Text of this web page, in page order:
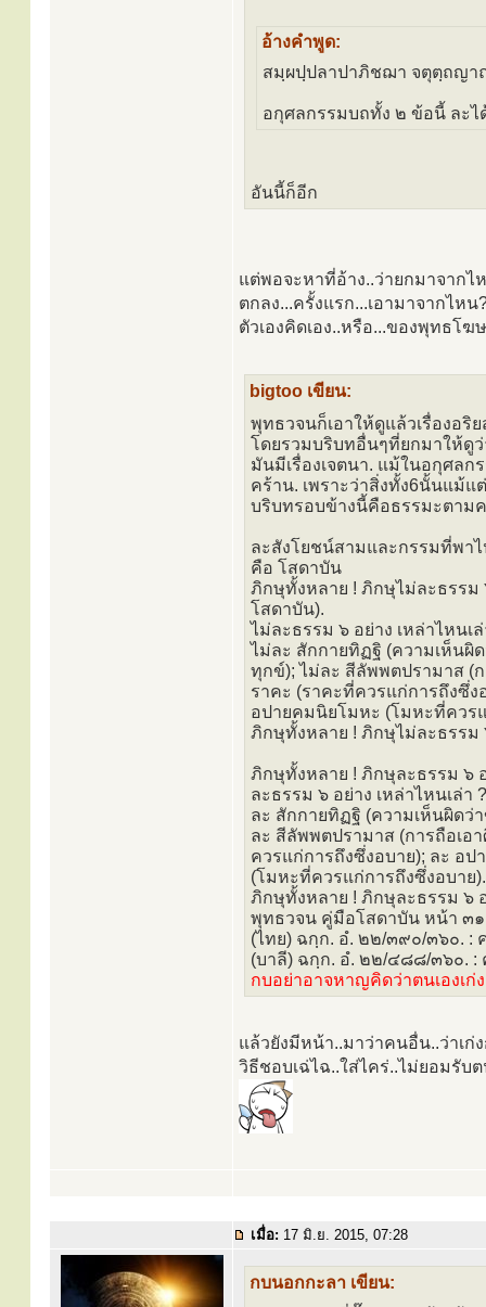
อ้างคำพูด:
สมฺผปฺปลาปาภิชฌา จตุตฺถญ
อกุศลกรรมบถทั้ง ๒ ข้อนี้ ละ
อันนี้ก็อีก
แต่พอจะหาที่อ้าง..ว่ายกมาจากไ
ตกลง...ครั้งแรก...เอามาจากไหน
ตัวเองคิดเอง..หรือ...ของพุทธโฆ
bigtoo เขียน:
พุทธวจนก็เอาให้ดูแล้วเรื่องอริ
โดยรวมบริบทอื่นๆที่ยกมาให้ดู
มันมีเรื่องเจตนา. แม้ในอกุศลก
คร้าน. เพราะว่าสิ่งทั้ง6นั้นแม้แ
บริบทรอบข้างนี้คือธรรมะตาม
ละสังโยชน์สามและกรรมที่พา
คือ โสดาบัน
ภิกษุทั้งหลาย ! ภิกษุไม่ละธรรม
โสดาบัน).
ไม่ละธรรม ๖ อย่าง เหล่าไหนเ
ไม่ละ สักกายทิฏฐิ (ความเห็นผิ
ทุกข์); ไม่ละ สีลัพพตปรามาส (
ราคะ (ราคะที่ควรแก่การถึงซึ่
อปายคมนิยโมหะ (โมหะที่ควร
ภิกษุทั้งหลาย ! ภิกษุไม่ละธรรม
ภิกษุทั้งหลาย ! ภิกษุละธรรม ๖
ละธรรม ๖ อย่าง เหล่าไหนเล่า
ละ สักกายทิฏฐิ (ความเห็นผิดว่
ละ สีลัพพตปรามาส (การถือเอ
ควรแก่การถึงซึ่งอบาย); ละ อ
(โมหะที่ควรแก่การถึงซึ่งอบาย).
ภิกษุทั้งหลาย ! ภิกษุละธรรม ๖
พุทธวจน คู่มือโสดาบัน หน้า ๓๑
(ไทย) ฉกฺก. อํ. ๒๒/๓๙๐/๓๖๐. :
(บาลี) ฉกฺก. อํ. ๒๒/๔๘๘/๓๖๐. :
กบอย่าอาจหาญคิดว่าตนเองเ
แล้วยังมีหน้า..มาว่าคนอื่น..ว่าเก่
วิธีชอบเฉ่ไฉ..ใส่ไคร่..ไม่ยอมรับ
เมื่อ: 17 มิ.ย. 2015, 07:28
กบนอกกะลา เขียน: